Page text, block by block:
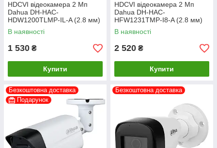
HDCVI відеокамера 2 Мп
Dahua DH-HAC-
HDW1200TLMP-IL-A (2.8 мм)
В наявності
1 530 ₴
Купити
HDCVI відеокамера 2 Мп
Dahua DH-HAC-
HFW1231TMP-I8-A (2.8 мм)
В наявності
2 520 ₴
Купити
Безкоштовна доставка
Подарунок
Безкоштовна доставка